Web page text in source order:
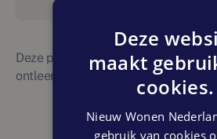
Deze planning is indicatief. Er kunnen
ontleend worden aan bovenstaande
Deze
maakt
cookies.
Nieuw Wonen
gebruik van cookies